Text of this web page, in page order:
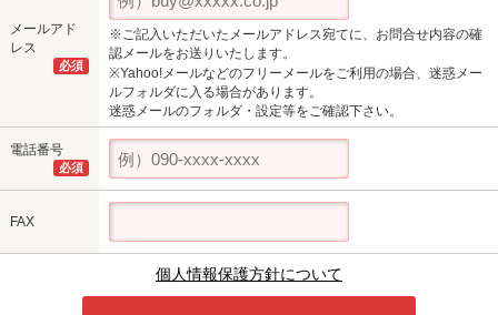
メールアド
レス
必須
※ご記入いただいたメールアドレス宛てに、お問合せ内容の確
認メールをお送りいたします。
※Yahoo!メールなどのフリーメールをご利用の場合、迷惑メー
ルフォルダに入る場合があります。
迷惑メールのフォルダ・設定等をご確認下さい。
電話番号
必須
FAX
個人情報保護方針について